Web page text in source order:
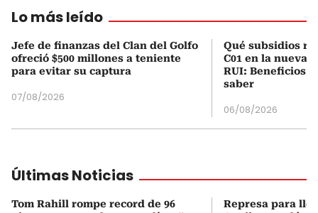
Lo más leído
Jefe de finanzas del Clan del Golfo
ofreció $500 millones a teniente
para evitar su captura
07/08/2026
Qué subsidios
C01 en la nueva
RUI: Beneficios
saber
06/08/2026
Últimas Noticias
Tom Rahill rompe record de 96
Represa para